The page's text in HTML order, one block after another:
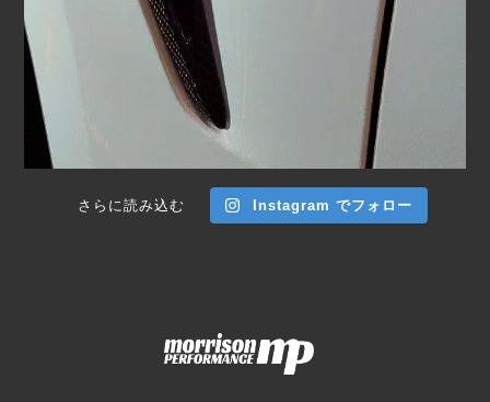
さらに読み込む Instagram でフォロー